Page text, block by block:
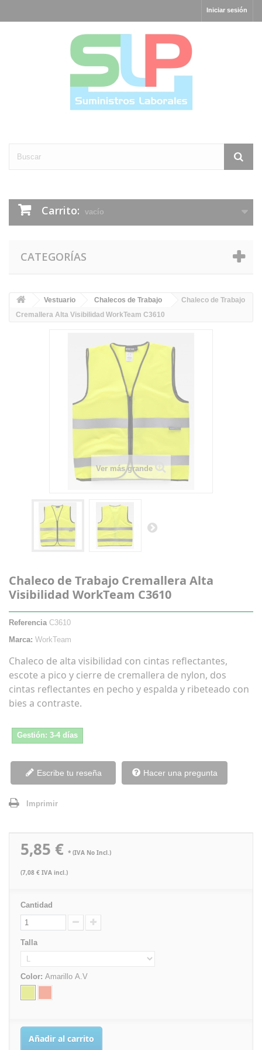
Iniciar sesión
Carrito: vacío
CATEGORÍAS
Vestuario Chalecos de Trabajo
Chaleco de Trabajo
Cremallera Alta Visibilidad WorkTeam C3610
Ver más grande
Chaleco de Trabajo Cremallera Alta
Visibilidad WorkTeam C3610
Referencia C3610
Marca: WorkTeam
Chaleco de alta visibilidad con cintas reflectantes,
escote a pico y cierre de cremallera de nylon, dos
cintas reflectantes en pecho y espalda y ribeteado con
bies a contraste.
Gestión: 3-4 días
Escribe tu reseña Hacer una pregunta
Imprimir
5,85 € * (IVA No Incl.)
(7,08 € IVA incl.)
Cantidad
Talla
Color: Amarillo A.V
Añadir al carrito